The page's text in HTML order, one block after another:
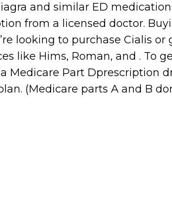
and similar ED
from a licensed doctor.
looking to purchase Cialis or
like Hims, Roman, and . To
Medicare Part Dprescription
(Medicare parts A and B